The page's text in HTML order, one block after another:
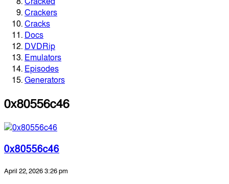
Crackers
Cracks
Docs
DVDRip
Emulators
Episodes
Generators
0x80556c46
0x80556c46
April 22, 2026 3:26 pm